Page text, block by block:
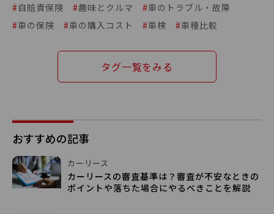
#自賠責保険 #趣味とクルマ #車のトラブル・故障
#車の保険 #車の購入コスト #車検 #車種比較
タグ一覧をみる
おすすめの記事
カーリース
カーリースの審査基準は？審査が不安なときの
ポイントや落ちた場合にやるべきことを解説